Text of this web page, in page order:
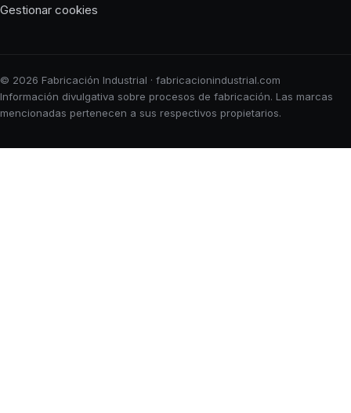
Gestionar cookies
© 2026 Fabricación Industrial · fabricacionindustrial.com
Información divulgativa sobre procesos de fabricación. Las marcas
mencionadas pertenecen a sus respectivos propietarios.